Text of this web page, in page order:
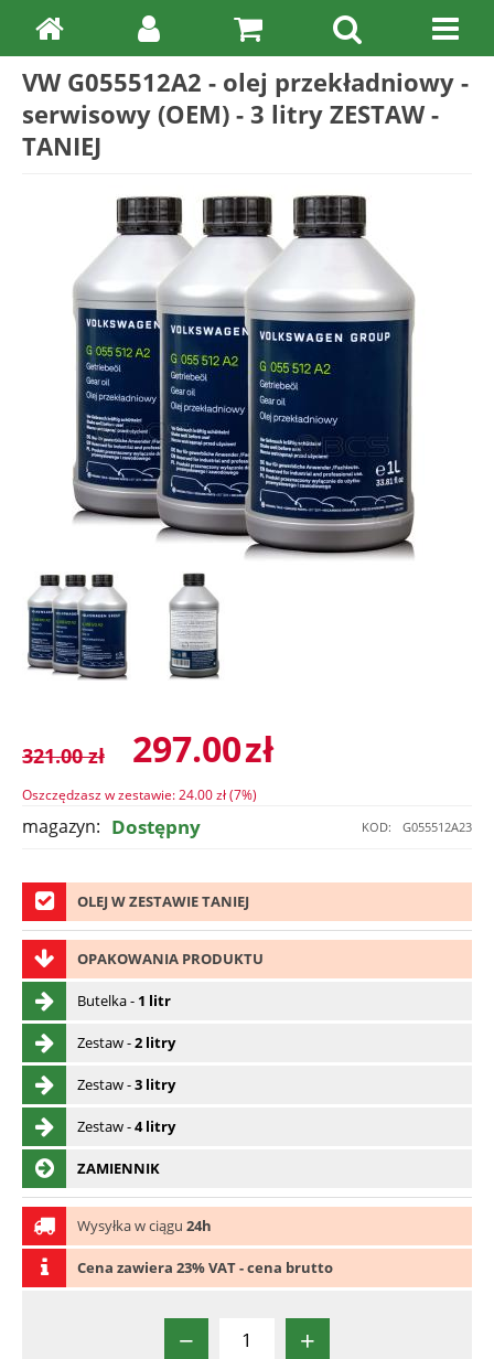
VW G055512A2 - olej przekładniowy -
serwisowy (OEM) - 3 litry ZESTAW -
TANIEJ
321.00 zł 297.00zł
Oszczędzasz w zestawie:24.00zł (7%)
KOD: G055512A23
magazyn: Dostępny
OLEJ W ZESTAWIE TANIEJ
OPAKOWANIA PRODUKTU
Butelka - 1 litr
Zestaw -2 litry
Zestaw -3 litry
Zestaw -4 litry
ZAMIENNIK
Wysyłka w ciągu 24h
Cena zawiera 23% VAT - cena brutto
+
−